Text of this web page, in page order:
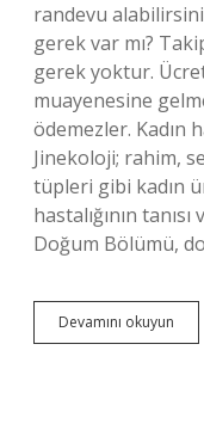
randevu
gerek var mı?
gerek yoktur.
muayenesine
ödemezler. Kadın
Jinekoloji; rahim,
tüpleri gibi kadın
hastalığının
Doğum Bölümü,
Devamını okuyun